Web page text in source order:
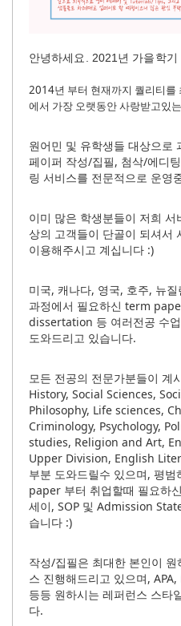
안녕하세요. 2021년 가을학
2014년 부터 현재까지 퀄리티를
에서 가장 오랫동안 사랑받고있는
원어민 및 유학생들 대상으로
페이퍼 작성/집필, 첨삭/에디
링 서비스를 전문적으로 운영
이미 많은 학생분들이 저희
상의 고객들이 단골이 되셔서
이용해주시고 계십니다 :)
미국, 캐나다, 영국, 호주, 뉴
과정에서 필요하신 term
dissertation 등 여러전공 수
도와드리고 있습니다.
모든 전공의 전문가분들이
History, Social Sciences,
Philosophy, Life sciences,
Criminology, Psychology,
studies, Religion and Art,
Upper Division, English
부분 도와드릴수 있으며, 평
paper 부터 취업할때 필요하
세이, SOP 및 Admission
습니다 :)
작성/집필은 최대한 본인이
스 진행해드리고 있으며, APA,
등등 원하시는 레퍼런스 스타
다.